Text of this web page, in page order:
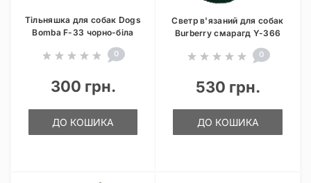
Тільняшка для собак Dogs
Bomba F-33 чорно-біла
0
300 грн.
ДО КОШИКА
Светр в'язаний для собак
Burberry смарагд Y-366
0
530 грн.
ДО КОШИКА